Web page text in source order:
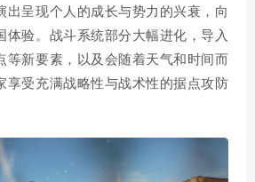
出呈现个人的成长与势力的兴衰，向
体验。战斗系统部分大幅进化，导入
等新要素，以及会随着天气和时间而
享受充满战略性与战术性的据点攻防